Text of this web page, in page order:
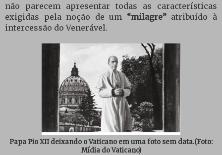
não parecem apresentar todas as características
exigidas pela noção de um “milagre”atribuído à
intercessão do Venerável.
Papa Pio XII deixando o Vaticano em uma foto sem data.(Foto:
Mídia do Vaticano)